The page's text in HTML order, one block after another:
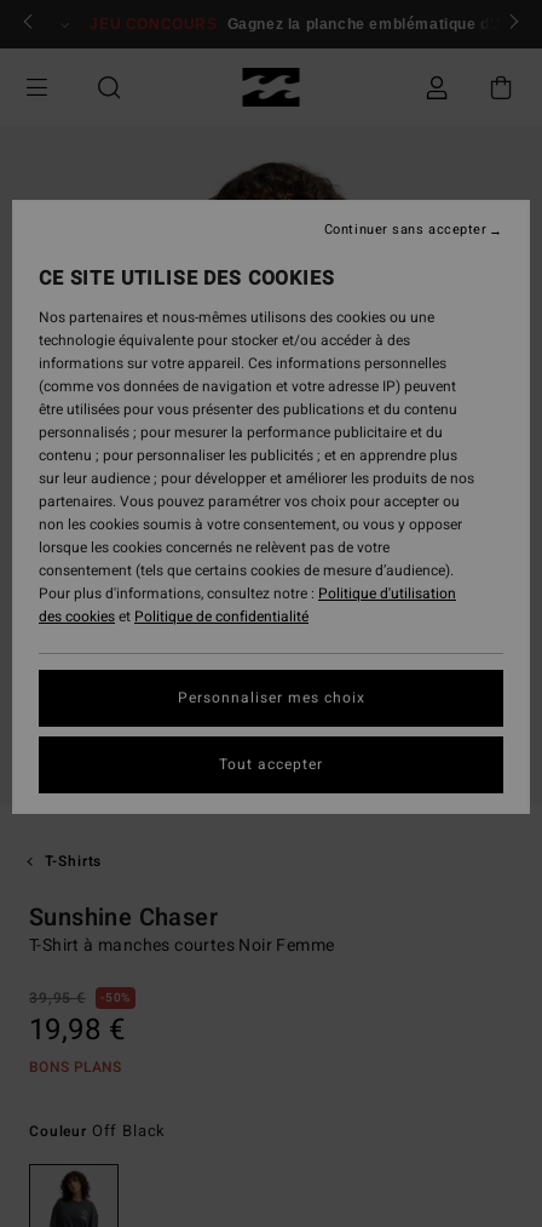
Passer
Se connecter / s'inscrire
JEU CONCOURS Gagnez la planche emblématique d'Andy
T-Shirts
Sunshine Chaser
T-Shirt à manches courtes Noir Femme
39,95 € 50%
19,98 €
BONS PLANS
Couleur Off Black
CE SITE UTILISE DES COOKIES
Nos partenaires et nous-mêmes utilisons des cookies ou une
technologie équivalente pour stocker et/ou accéder à des
informations sur votre appareil. Ces informations personnelles
(comme vos données de navigation et votre adresse IP) peuvent
être utilisées pour vous présenter des publications et du contenu
personnalisés ; pour mesurer la performance publicitaire et du
contenu ; pour personnaliser les publicités ; et en apprendre plus
sur leur audience ; pour développer et améliorer les produits de nos
partenaires. Vous pouvez paramétrer vos choix pour accepter ou
non les cookies soumis à votre consentement, ou vous y opposer
lorsque les cookies concernés ne relèvent pas de votre
consentement (tels que certains cookies de mesure d’audience).
Pour plus d'informations, consultez notre : Politique d'utilisation
des cookieset Politique de confidentialité
Personnaliser mes choix
Continuer sans accepter
Tout accepter